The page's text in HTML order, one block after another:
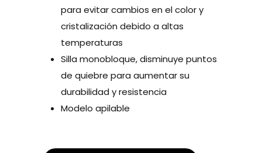
para evitar cambios en el color y
cristalización debido a altas
temperaturas
Silla monobloque, disminuye puntos
de quiebre para aumentar su
durabilidad y resistencia
Modelo apilable